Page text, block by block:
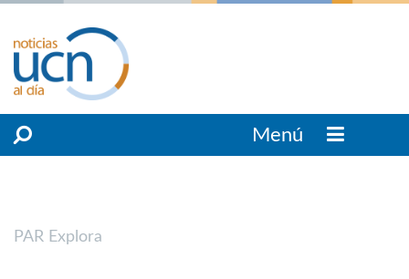
Menú
PAR Explora